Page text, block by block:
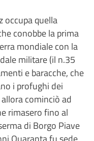
occupa quella
conobbe la prima
mondiale con la
militare (il n.35
e baracche, che
i profughi dei
cominciò ad
rimasero fino al
di Borgo Piave